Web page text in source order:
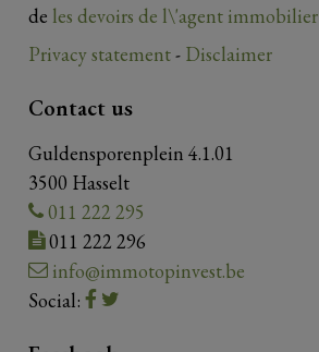
de les devoirs de l\'agent immobilier
Privacy statement- Disclaimer
Contact us
Guldensporenplein 4.1.01
3500 Hasselt
011 222 295
011 222 296
info@immotopinvest.be
Social: